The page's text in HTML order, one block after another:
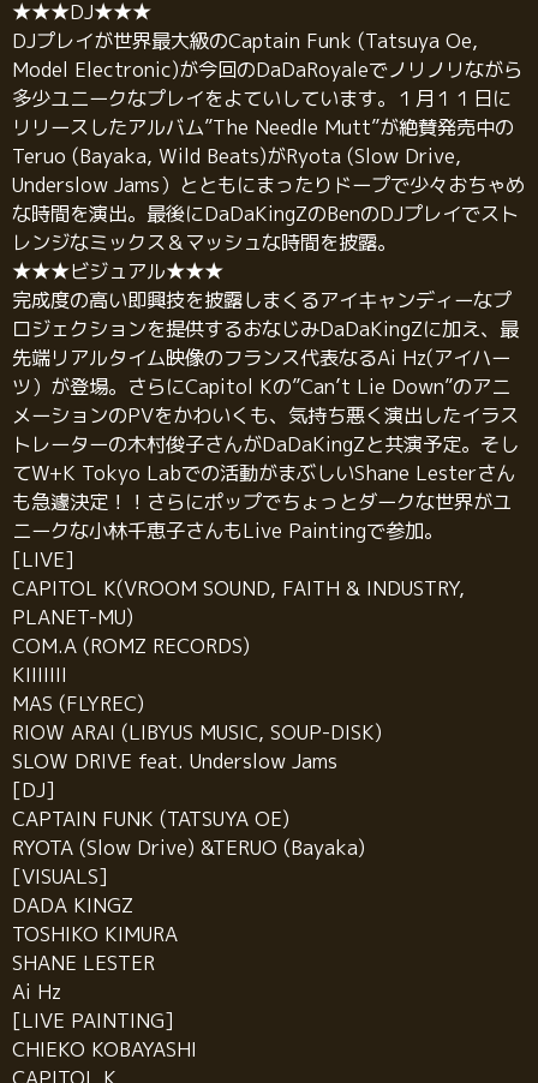
★★★DJ★★★
DJプレイが世界最大級のCaptain Funk (Tatsuya Oe,
Model Electronic)が今回のDaDaRoyaleでノリノリながら
多少ユニークなプレイをよていしています。１月１１日に
リリースしたアルバム”The Needle Mutt”が絶賛発売中の
Teruo (Bayaka, Wild Beats)がRyota (Slow Drive,
Underslow Jams）とともにまったりドープで少々おちゃめ
な時間を演出。最後にDaDaKingZのBenのDJプレイでスト
レンジなミックス＆マッシュな時間を披露。
★★★ビジュアル★★★
完成度の高い即興技を披露しまくるアイキャンディーなプ
ロジェクションを提供するおなじみDaDaKingZに加え、最
先端リアルタイム映像のフランス代表なるAi Hz(アイハー
ツ）が登場。さらにCapitol Kの”Can’t Lie Down”のアニ
メーションのPVをかわいくも、気持ち悪く演出したイラス
トレーターの木村俊子さんがDaDaKingZと共演予定。そし
てW+K Tokyo Labでの活動がまぶしいShane Lesterさん
も急遽決定！！さらにポップでちょっとダークな世界がユ
ニークな小林千恵子さんもLive Paintingで参加。
[LIVE]
CAPITOL K(VROOM SOUND, FAITH & INDUSTRY,
PLANET-MU)
COM.A (ROMZ RECORDS)
KIIIIIII
MAS (FLYREC)
RIOW ARAI (LIBYUS MUSIC, SOUP-DISK)
SLOW DRIVE feat. Underslow Jams
[DJ]
CAPTAIN FUNK (TATSUYA OE)
RYOTA (Slow Drive) &TERUO (Bayaka)
[VISUALS]
DADA KINGZ
TOSHIKO KIMURA
SHANE LESTER
Ai Hz
[LIVE PAINTING]
CHIEKO KOBAYASHI
CAPITOL K